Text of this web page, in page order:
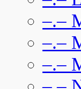
–.–
–.–
–.–